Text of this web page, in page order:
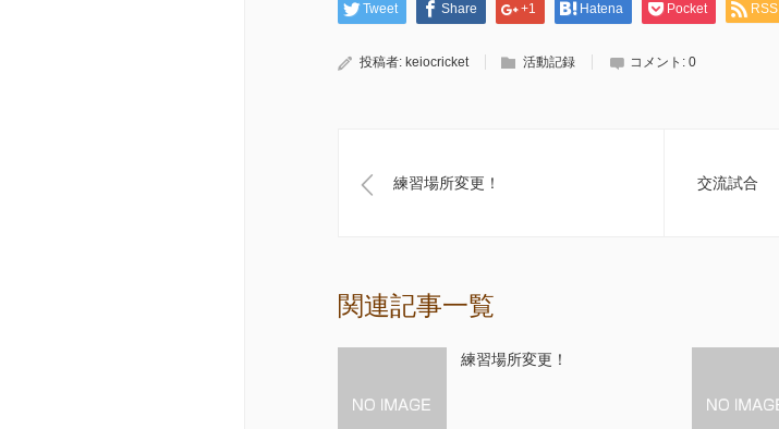
Tweet Share +1 Hatena Pocket RSS
投稿者: keiocricket 活動記録 コメント: 0
練習場所変更！ 交流試合
関連記事一覧
練習場所変更！